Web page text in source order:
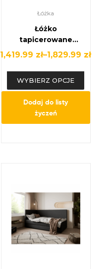
Łóżka
Łóżko
tapicerowane
velvet z wysokim
wezgłowiem
90×200 / 160×200 –
szare lub beżowe,
stelaż w zestawie
1,419.99 zł–1,829.99 zł
WYBIERZ OPCJE
Dodaj do listy
życzeń